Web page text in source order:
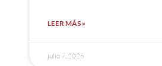
LEER MÁS »
julio 7, 2026